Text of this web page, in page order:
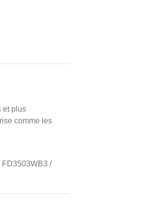
et plus
comme les
FD3503WB3 /